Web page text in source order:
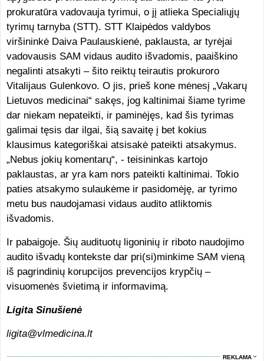
prokuratūra vadovauja tyrimui, o jį atlieka Specialiųjų
tyrimų tarnyba (STT). STT Klaipėdos valdybos
viršininkė Daiva Paulauskienė, paklausta, ar tyrėjai
vadovausis SAM vidaus audito išvadomis, paaiškino
negalinti atsakyti – šito reiktų teirautis prokuroro
Vitalijaus Gulenkovo. O jis, prieš kone mėnesį „Vakarų
Lietuvos medicinai“ sakęs, jog kaltinimai šiame tyrime
dar niekam nepateikti, ir paminėjęs, kad šis tyrimas
galimai tęsis dar ilgai, šią savaitę į bet kokius
klausimus kategoriškai atsisakė pateikti atsakymus.
„Nebus jokių komentarų“, - teisininkas kartojo
paklaustas, ar yra kam nors pateikti kaltinimai. Tokio
paties atsakymo sulaukėme ir pasidomėję, ar tyrimo
metu bus naudojamasi vidaus audito atliktomis
išvadomis.
Ir pabaigoje. Šių audituotų ligoninių ir riboto naudojimo
audito išvadų kontekste dar pri(si)minkime SAM vieną
iš pagrindinių korupcijos prevencijos krypčių –
visuomenės švietimą ir informavimą.
Ligita Sinušienė
ligita@vlmedicina.lt
REKLAMA